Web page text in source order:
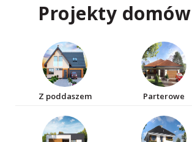
Projekty domów
Z poddaszem Parterowe